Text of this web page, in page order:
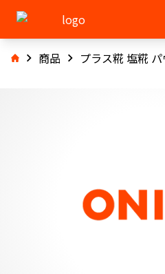
商品 プラス糀 塩糀